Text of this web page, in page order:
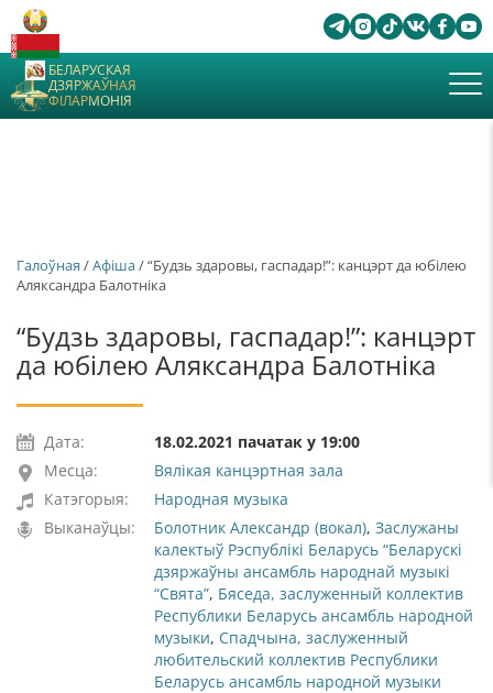
БЕЛАРУСКАЯ
ДЗЯРЖАЎНАЯ
ФІЛАРМОНІЯ
Галоўная /Афiша/ “Будзь здаровы, гаспадар!”: канцэрт да юбілею
Аляксандра Балотніка
“Будзь здаровы, гаспадар!”: канцэрт
да юбілею Аляксандра Балотніка
Дата:
18.02.2021 пачатак у 19:00
Месца:
Вялікая канцэртная зала
Катэгорыя:
Народная музыка
Выканаўцы:
Болотник Александр (вокал), Заслужаны
калектыў Рэспублікі Беларусь “Беларускі
дзяржаўны ансамбль народнай музыкі
“Свята”, Бяседа, заслуженный коллектив
Республики Беларусь ансамбль народной
музыки, Спадчына, заслуженный
любительский коллектив Республики
Беларусь ансамбль народной музыки